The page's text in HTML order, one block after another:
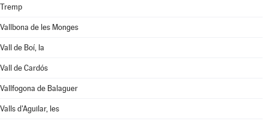
Tremp
Vallbona de les Monges
Vall de Boí, la
Vall de Cardós
Vallfogona de Balaguer
Valls d'Aguilar, les